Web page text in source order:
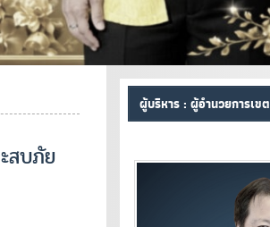
สบภัย
ผู้บริหาร : ผู้อำนวยการเขต